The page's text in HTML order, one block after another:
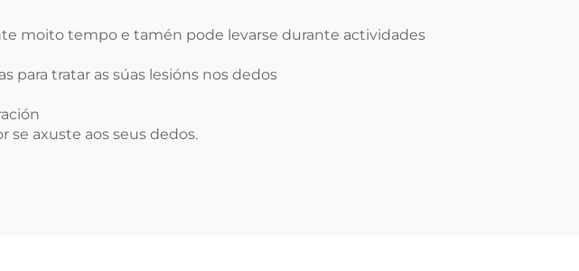
moito tempo e tamén pode levarse durante actividades
para tratar as súas lesións nos dedos
se axuste aos seus dedos.